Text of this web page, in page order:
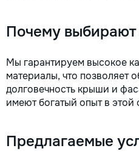
Почему выбирают
Мы гарантируем высокое
материалы, что позволяет
долговечность крыши и
имеют богатый опыт в этой
Предлагаемые